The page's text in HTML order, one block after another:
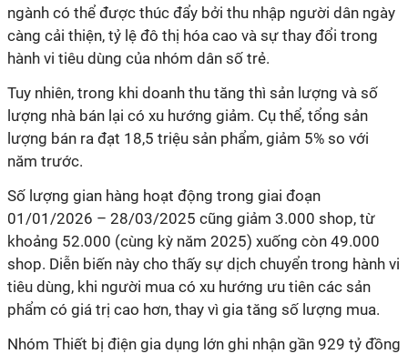
ngành có thể được thúc đẩy bởi thu nhập người dân ngày
càng cải thiện, tỷ lệ đô thị hóa cao và sự thay đổi trong
hành vi tiêu dùng của nhóm dân số trẻ.
Tuy nhiên, trong khi doanh thu tăng thì sản lượng và số
lượng nhà bán lại có xu hướng giảm. Cụ thể, tổng sản
lượng bán ra đạt 18,5 triệu sản phẩm, giảm 5% so với
năm trước.
Số lượng gian hàng hoạt động trong giai đoạn
01/01/2026 – 28/03/2025 cũng giảm 3.000 shop, từ
khoảng 52.000 (cùng kỳ năm 2025) xuống còn 49.000
shop. Diễn biến này cho thấy sự dịch chuyển trong hành vi
tiêu dùng, khi người mua có xu hướng ưu tiên các sản
phẩm có giá trị cao hơn, thay vì gia tăng số lượng mua.
Nhóm Thiết bị điện gia dụng lớn ghi nhận gần 929 tỷ đồng